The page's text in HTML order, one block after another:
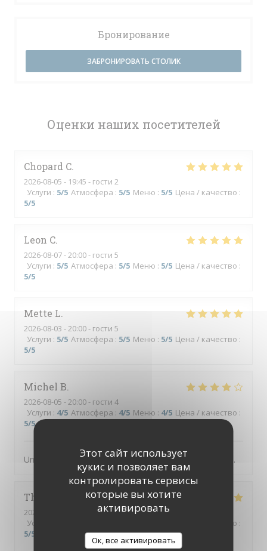
Этот сайт использует
кукис и позволяет вам
контролировать сервисы
которые вы хотите
активировать
Ок, все активировать
Оценки наших посетителей
Chopard C
2026-08-05 - 19:45 - гости 2
Услуги : 5/5 Атмосфера : 5/5 Меню : 5/5 Цена / качество :
5/5
Leon C
2026-08-07- 20:00 - гости 5
Услуги : 5/5 Атмосфера : 5/5 Меню : 5/5 Цена / качество :
5/5
Mette L
2026-08-03 - 20:00 - гости 5
Услуги : 5/5 Атмосфера : 5/5 Меню : 5/5 Цена / качество :
5/5
Michel B
2026-08-05 - 20:00 - гости 4
Услуги : 4/5 Атмосфера : 4/5 Меню : 4/5 Цена / качество :
5/5
Un des meilleurs restaurants abordable de Villefranche.
Thierry
2026-08-02
- 19:00 - гости 3
Услуги
Цена / качество :
5/5
Бронирование
ЗАБРОНИРОВАТЬ СТОЛИК